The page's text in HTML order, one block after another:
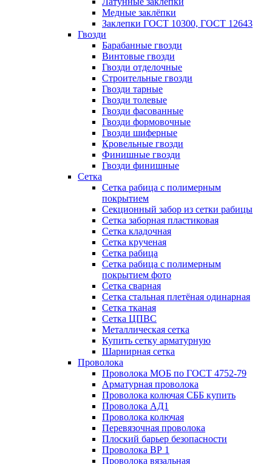
Медные заклёпки
Заклепки ГОСТ 10300, ГОСТ 12643
Гвозди
Барабанные гвозди
Винтовые гвозди
Гвозди отделочные
Строительные гвозди
Гвозди тарные
Гвозди толевые
Гвозди фасованные
Гвозди формовочные
Гвозди шиферные
Кровельные гвозди
Финишные гвозди
Гвозди финишные
Сетка
Сетка рабица с полимерным
покрытием
Секционный забор из сетки рабицы
Сетка заборная пластиковая
Сетка кладочная
Сетка крученая
Сетка рабица
Сетка рабица с полимерным
покрытием фото
Сетка сварная
Сетка стальная плетёная одинарная
Сетка тканая
Сетка ЦПВС
Металлическая сетка
Купить сетку арматурную
Шарнирная сетка
Проволока
Проволока МОБ по ГОСТ 4752-79
Арматурная проволока
Проволока колючая СББ купить
Проволока АД1
Проволока колючая
Перевязочная проволока
Плоский барьер безопасности
Проволока ВР 1
Проволока вязальная